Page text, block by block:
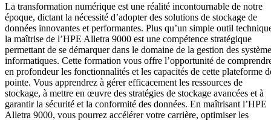
La transformation numérique est une réalité incontournable de notre
époque, dictant la nécessité d’adopter des solutions de stockage de
données innovantes et performantes. Plus qu’un simple outil
la maîtrise de l’HPE Alletra 9000 est une compétence stratégique
permettant de se démarquer dans le domaine de la gestion des
informatiques. Cette formation vous offre l’opportunité de
en profondeur les fonctionnalités et les capacités de cette plateforme
pointe. Vous apprendrez à gérer efficacement les ressources de
stockage, à mettre en œuvre des stratégies de stockage avancées et à
garantir la sécurité et la conformité des données. En maîtrisant l’HPE
Alletra 9000, vous pourrez accélérer votre carrière, optimiser les